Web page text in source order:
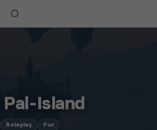
Island
Roleplay Fun